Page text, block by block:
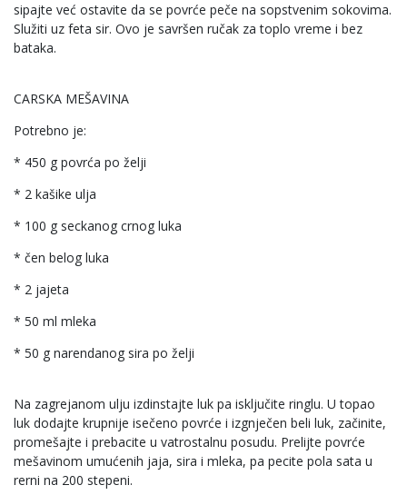
sipajte već ostavite da se povrće peče na sopstvenim sokovima.
Služiti uz feta sir. Ovo je savršen ručak za toplo vreme i bez
bataka.
CARSKA MEŠAVINA
Potrebno je:
* 450 g povrća po želji
* 2 kašike ulja
* 100 g seckanog crnog luka
* čen belog luka
* 2 jajeta
* 50 ml mleka
* 50 g narendanog sira po želji
Na zagrejanom ulju izdinstajte luk pa isključite ringlu. U topao
luk dodajte krupnije isečeno povrće i izgnječen beli luk, začinite,
promešajte i prebacite u vatrostalnu posudu. Prelijte povrće
mešavinom umućenih jaja, sira i mleka, pa pecite pola sata u
rerni na 200 stepeni.